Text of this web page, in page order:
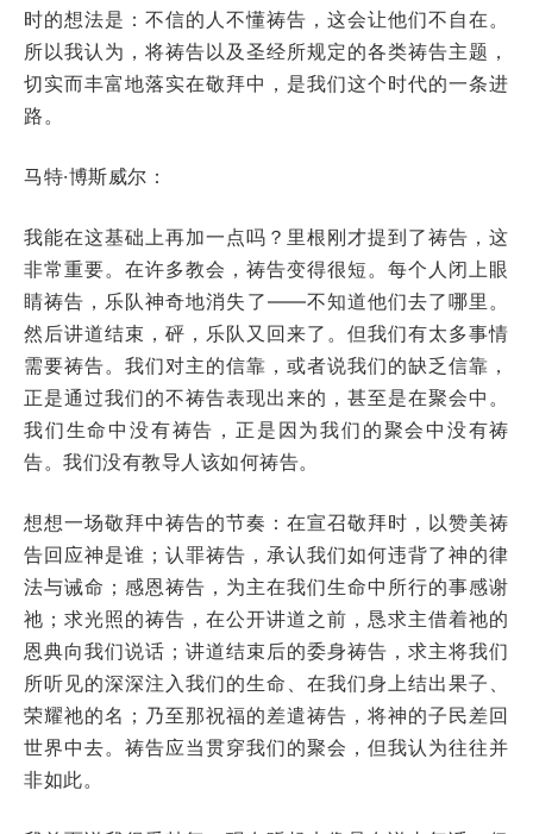
时的想法是：不信的人不懂祷告，这会让他们不自在。
所以我认为，将祷告以及圣经所规定的各类祷告主题，
切实而丰富地落实在敬拜中，是我们这个时代的一条进
路。
马特·博斯威尔：
我能在这基础上再加一点吗？里根刚才提到了祷告，这
非常重要。在许多教会，祷告变得很短。每个人闭上眼
睛祷告，乐队神奇地消失了——不知道他们去了哪里。
然后讲道结束，砰，乐队又回来了。但我们有太多事情
需要祷告。我们对主的信靠，或者说我们的缺乏信靠，
正是通过我们的不祷告表现出来的，甚至是在聚会中。
我们生命中没有祷告，正是因为我们的聚会中没有祷
告。我们没有教导人该如何祷告。
想想一场敬拜中祷告的节奏：在宣召敬拜时，以赞美祷
告回应神是谁；认罪祷告，承认我们如何违背了神的律
法与诫命；感恩祷告，为主在我们生命中所行的事感谢
祂；求光照的祷告，在公开讲道之前，恳求主借着祂的
恩典向我们说话；讲道结束后的委身祷告，求主将我们
所听见的深深注入我们的生命、在我们身上结出果子、
荣耀祂的名；乃至那祝福的差遣祷告，将神的子民差回
世界中去。祷告应当贯穿我们的聚会，但我认为往往并
非如此。